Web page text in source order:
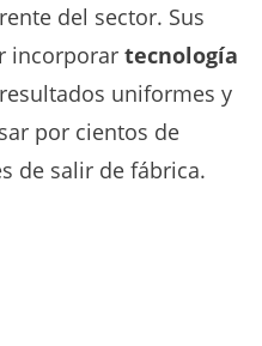
del sector. Sus
incorporar tecnología
uniformes y
por cientos de
de salir de fábrica.